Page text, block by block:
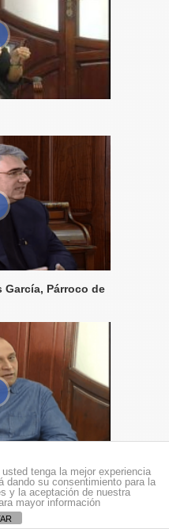
Párroco de
tenga la mejor experiencia
dando su consentimiento para la
y la aceptación de nuestra
mayor información